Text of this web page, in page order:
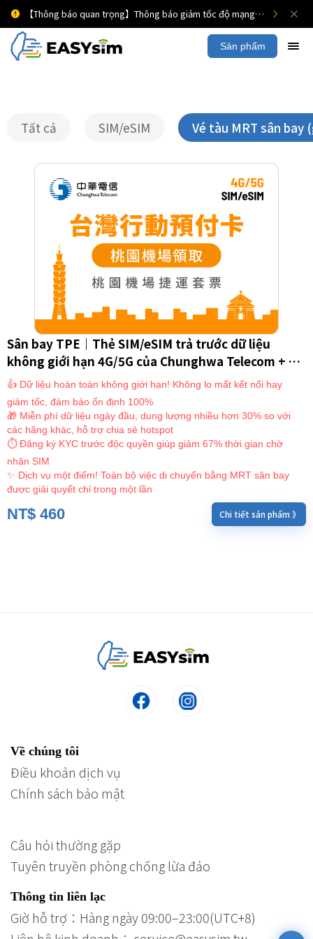
【Thông báo quan trọng】Thông báo giảm tốc độ mạng di động
Sản phẩm
Tất cả SIM/eSIM Vé tàu MRT sân bay
Sân bay TPE｜Thẻ SIM/eSIM trả trước dữ liệu
không giới hạn 4G/5G của Chunghwa Telecom + Vé
MRT sân bay Đào Viên｜SIM Đài Loan/eSIM (Chỉ
dành cho người nước ngoài)
👍 Dữ liệu hoàn toàn không giới hạn! Không lo mất kết nối hay
giảm tốc, đảm bảo ổn định 100%
🎁 Miễn phí dữ liệu ngày đầu, dung lượng nhiều hơn 30% so với
các hãng khác, hỗ trợ chia sẻ hotspot
⏱ Đăng ký KYC trước độc quyền giúp giảm 67% thời gian chờ
nhận SIM
✨ Dịch vụ một điểm! Toàn bộ việc di chuyển bằng MRT sân bay
được giải quyết chỉ trong một lần
NT$ 460 Chi tiết sản phẩm 》
Về chúng tôi
Điều khoản dịch vụ
Chính sách bảo mật
Câu hỏi thường gặp
Tuyên truyền phòng chống lừa đảo
Thông tin liên lạc
Giờ hỗ trợ：Hàng ngày 09:00–23:00(UTC+8)